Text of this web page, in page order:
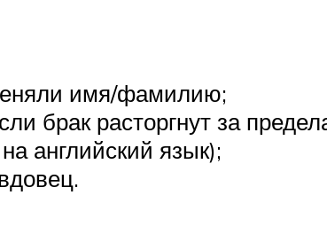
имя/фамилию;
брак расторгнут за
английский язык);